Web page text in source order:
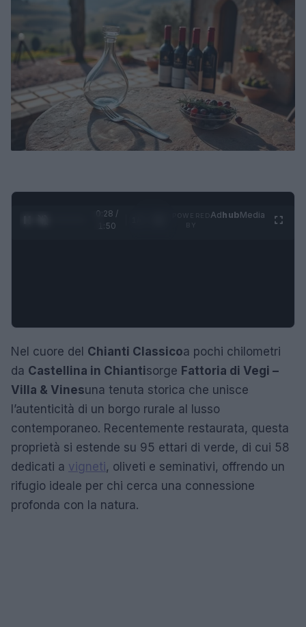
0:29 /
1:50
AdhubMedia
Nel cuore del Chianti Classicoa pochi chilometri
da Castellina in Chiantisorge Fattoria di Vegi –
Villa & Vinesuna tenuta storica che unisce
l’autenticità di un borgo rurale al lusso
contemporaneo. Recentemente restaurata, questa
proprietà si estende su 95 ettari di verde, di cui 58
dedicati a vigneti, oliveti e seminativi, offrendo un
rifugio ideale per chi cerca una connessione
profonda con la natura.